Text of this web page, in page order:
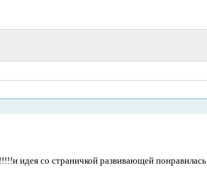
идея со страничкой развивающей понравилась